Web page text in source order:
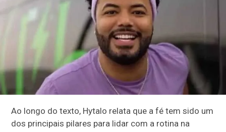
Ao longo do texto, Hytalo relata que a fé tem sido um
dos principais pilares para lidar com a rotina na